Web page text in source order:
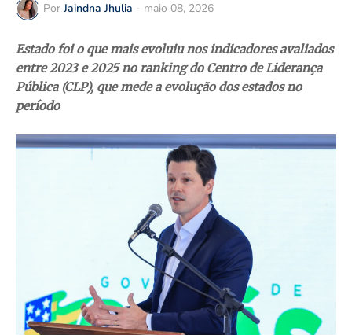
Por Jaindna Jhulia - maio 08, 2026
Estado foi o que mais evoluiu nos indicadores avaliados
entre 2023 e 2025 no ranking do Centro de Liderança
Pública (CLP), que mede a evolução dos estados no
período